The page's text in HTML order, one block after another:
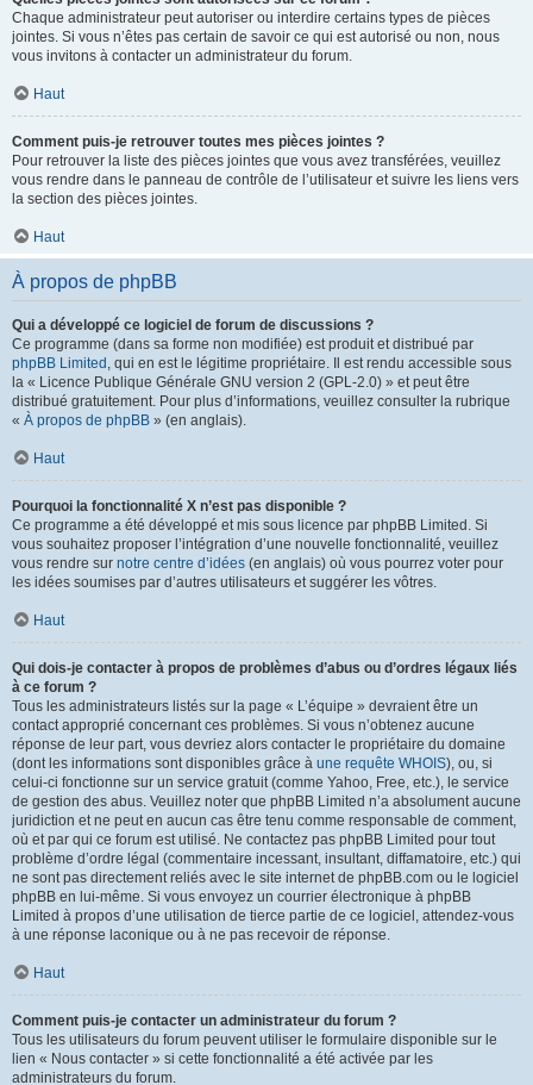
Chaque administrateur peut autoriser ou interdire certains types de pièces
jointes. Si vous n’êtes pas certain de savoir ce qui est autorisé ou non, nous
vous invitons à contacter un administrateur du forum.
Haut
Comment puis-je retrouver toutes mes pièces jointes ?
Pour retrouver la liste des pièces jointes que vous avez transférées, veuillez
vous rendre dans le panneau de contrôle de l’utilisateur et suivre les liens vers
la section des pièces jointes.
Haut
À propos de phpBB
Qui a développé ce logiciel de forum de discussions ?
Ce programme (dans sa forme non modifiée) est produit et distribué par
phpBB Limited , qui en est le légitime propriétaire. Il est rendu accessible sous
la « Licence Publique Générale GNU version 2 (GPL-2.0) » et peut être
distribué gratuitement. Pour plus d’informations, veuillez consulter la rubrique
« À propos de phpBB » (en anglais).
Haut
Pourquoi la fonctionnalité X n’est pas disponible ?
Ce programme a été développé et mis sous licence par phpBB Limited. Si
vous souhaitez proposer l’intégration d’une nouvelle fonctionnalité, veuillez
vous rendre sur notre centre d’idées (en anglais) où vous pourrez voter pour
les idées soumises par d’autres utilisateurs et suggérer les vôtres.
Haut
Qui dois-je contacter à propos de problèmes d’abus ou d’ordres légaux liés
à ce forum ?
Tous les administrateurs listés sur la page « L’équipe » devraient être un
contact approprié concernant ces problèmes. Si vous n’obtenez aucune
réponse de leur part, vous devriez alors contacter le propriétaire du domaine
(dont les informations sont disponibles grâce à une requête WHOIS), ou, si
celui-ci fonctionne sur un service gratuit (comme Yahoo, Free, etc.), le service
de gestion des abus. Veuillez noter que phpBB Limited n’a absolument aucune
juridiction et ne peut en aucun cas être tenu comme responsable de comment,
où et par qui ce forum est utilisé. Ne contactez pas phpBB Limited pour tout
problème d’ordre légal (commentaire incessant, insultant, diffamatoire, etc.) qui
ne sont pas directement reliés avec le site internet de phpBB.com ou le logiciel
phpBB en lui-même. Si vous envoyez un courrier électronique à phpBB
Limited à propos d’une utilisation de tierce partie de ce logiciel, attendez-vous
à une réponse laconique ou à ne pas recevoir de réponse.
Haut
Comment puis-je contacter un administrateur du forum ?
Tous les utilisateurs du forum peuvent utiliser le formulaire disponible sur le
lien « Nous contacter » si cette fonctionnalité a été activée par les
administrateurs du forum.